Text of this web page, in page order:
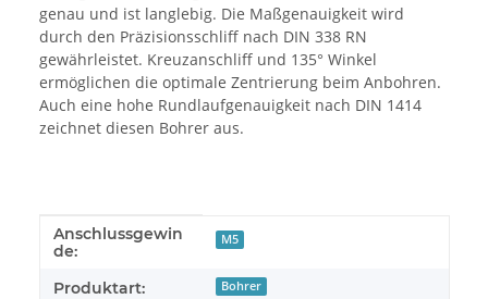
genau und ist langlebig. Die Maßgenauigkeit wird
durch den Präzisionsschliff nach DIN 338 RN
gewährleistet. Kreuzanschliff und 135° Winkel
ermöglichen die optimale Zentrierung beim Anbohren.
Auch eine hohe Rundlaufgenauigkeit nach DIN 1414
zeichnet diesen Bohrer aus.
Produkteigenschaft
Wert
Anschlussgewin
de:
M5
Produktart: Bohrer